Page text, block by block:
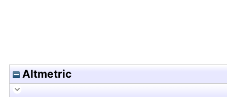
Altmetric